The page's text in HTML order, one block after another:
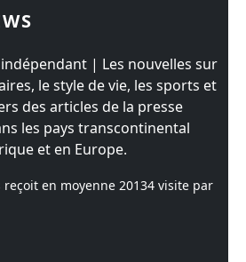
| Les nouvelles sur
le style de vie, les sports et
des articles de la presse
les pays transcontinental
et en Europe.
reçoit en moyenne 20134 visite par